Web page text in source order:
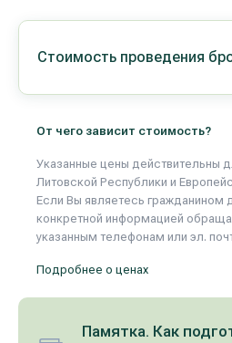
Стоимость проведения
От чего зависит стоимость?
Указанные цены действительны
Литовской Республики и
Если Вы являетесь гражданином
конкретной информацией
указанным телефонам или эл.
Подробнее о ценах
Памятка. Как